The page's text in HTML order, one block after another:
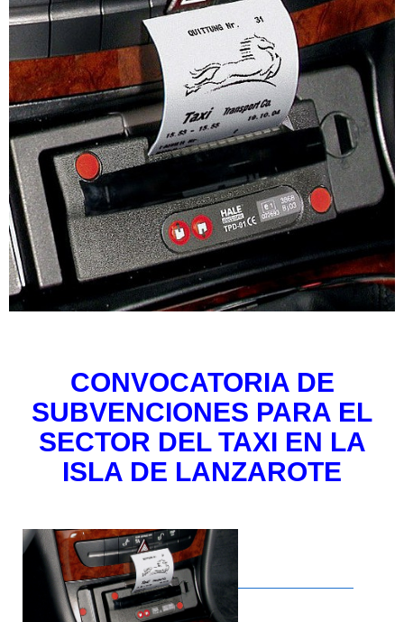
CONVOCATORIA DE
SUBVENCIONES PARA EL
SECTOR DEL TAXI EN LA
ISLA DE LANZAROTE